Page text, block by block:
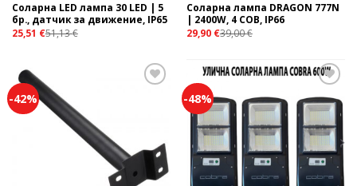
Соларна LED лампа 30 LED | 5
бр., датчик за движение, IP65
25,51 €51,13€
Соларна лампа DRAGON 777N
| 2400W, 4 COB, IP66
29,90 €39,00€
-42% -48%
Add to
wishlist